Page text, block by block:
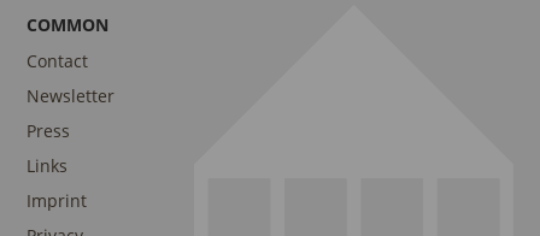
COMMON
Contact
Newsletter
Press
Links
Imprint